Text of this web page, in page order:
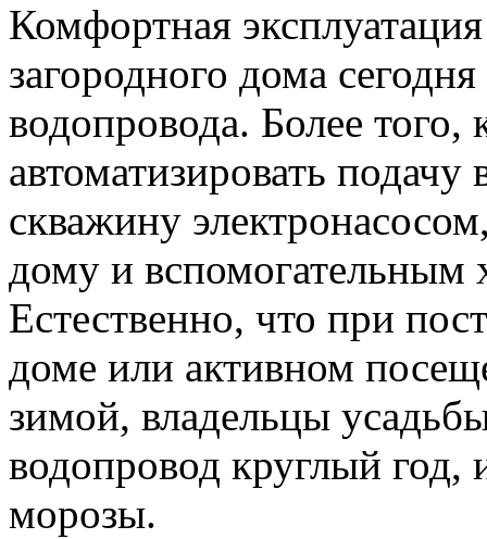
Комфортная
загородного дома
водопровода. Более того,
автоматизировать
скважину
дому и вспомогательным
Естественно, что при
доме или активном
зимой, владельцы
водопровод круглый год,
морозы.